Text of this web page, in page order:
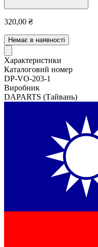
320,00 ₴
Немає в наявності
Характеристики
Каталоговий номер
DP-VO-203-1
Виробник
DAPARTS (Тайвань)